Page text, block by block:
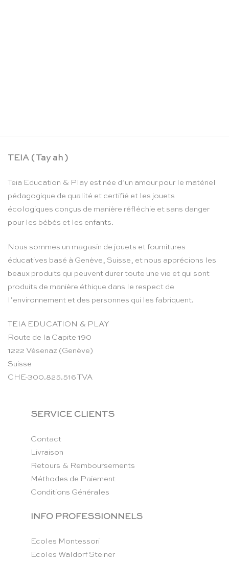
TEIA ( Tay ah )
Teia Education & Play est née d’un amour pour le matériel
pédagogique de qualité et certifié et les jouets
écologiques conçus de manière réfléchie et sans danger
pour les bébés et les enfants.
Nous sommes un magasin de jouets et fournitures
éducatives basé à Genève, Suisse, et nous apprécions les
beaux produits qui peuvent durer toute une vie et qui sont
produits de manière éthique dans le respect de
l’environnement et des personnes qui les fabriquent.
TEIA EDUCATION & PLAY
Route de la Capite 190
1222 Vésenaz (Genève)
Suisse
CHE-300.825.516 TVA
SERVICE CLIENTS
Contact
Livraison
Retours & Remboursements
Méthodes de Paiement
Conditions Générales
INFO PROFESSIONNELS
Ecoles Montessori
Ecoles Waldorf Steiner